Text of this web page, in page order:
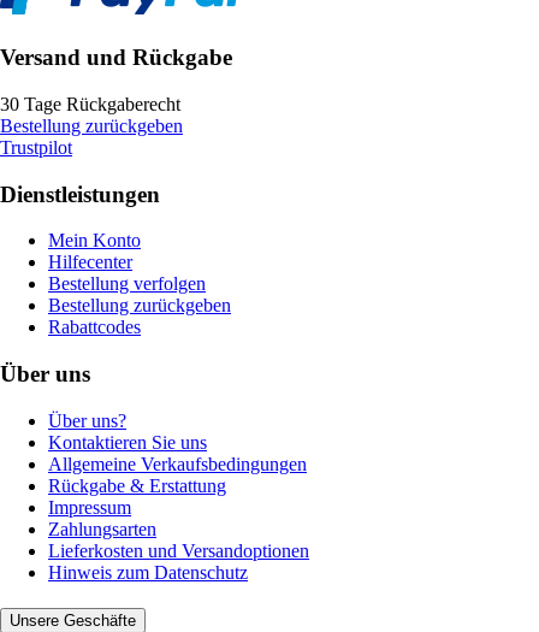
Versand und Rückgabe
30 Tage Rückgaberecht
Bestellung zurückgeben
Trustpilot
Dienstleistungen
Mein Konto
Hilfecenter
Bestellung verfolgen
Bestellung zurückgeben
Rabattcodes
Über uns
Über uns?
Kontaktieren Sie uns
Allgemeine Verkaufsbedingungen
Rückgabe & Erstattung
Impressum
Zahlungsarten
Lieferkosten und Versandoptionen
Hinweis zum Datenschutz
Unsere Geschäfte